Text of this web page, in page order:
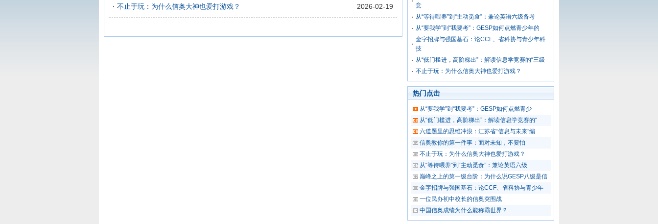
不止于玩：为什么信奥大神也爱打游戏？
2026-02-19
竞
从“等待喂养”到“主动觅食”：兼论英语六级备考
从“要我学”到“我要考”：GESP如何点燃青少年的
金字招牌与强国基石：论CCF、省科协与青少年科
技
从“低门槛进，高阶梯出”：解读信息学竞赛的“三级
不止于玩：为什么信奥大神也爱打游戏？
热门点击
从“要我学”到“我要考”：GESP如何点燃青少
从“低门槛进，高阶梯出”：解读信息学竞赛的“
六道题里的思维冲浪：江苏省“信息与未来”编
信奥教你的第一件事：面对未知，不要怕
不止于玩：为什么信奥大神也爱打游戏？
从“等待喂养”到“主动觅食”：兼论英语六级
巅峰之上的第一级台阶：为什么说GESP八级是信
金字招牌与强国基石：论CCF、省科协与青少年
一位民办初中校长的信奥突围战
中国信奥成绩为什么能称霸世界？